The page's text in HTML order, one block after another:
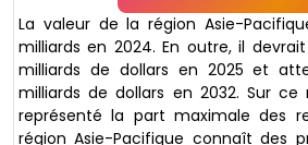
La valeur de la région Asie-
milliards en 2024. En outre, il
milliards de dollars en 2025 et
milliards de dollars en 2032. Sur
représenté la part maximale des
région Asie-Pacifique connaît des